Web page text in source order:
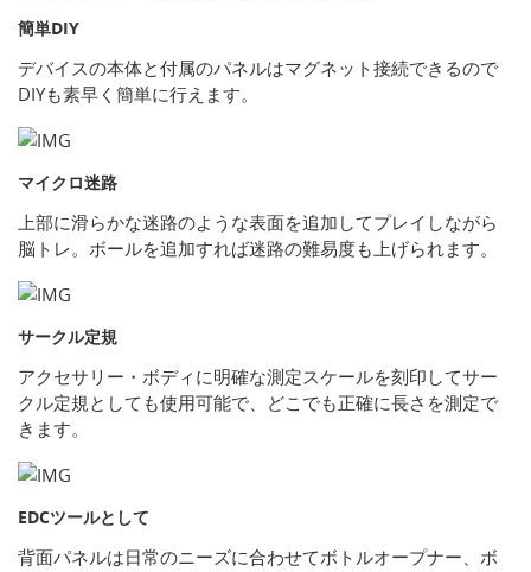
簡単DIY
デバイスの本体と付属のパネルはマグネット接続できるので
DIYも素早く簡単に行えます。
マイクロ迷路
上部に滑らかな迷路のような表面を追加してプレイしながら
脳トレ。ボールを追加すれば迷路の難易度も上げられます。
サークル定規
アクセサリー・ボディに明確な測定スケールを刻印してサー
クル定規としても使用可能で、どこでも正確に長さを測定で
きます。
EDCツールとして
背面パネルは日常のニーズに合わせてボトルオープナー、ボ